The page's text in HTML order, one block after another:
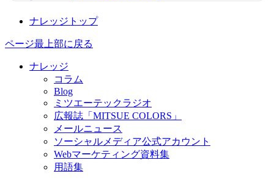
ナレッジトップ
ページ最上部に戻る
ナレッジ
コラム
Blog
ミツエーテックラジオ
広報誌「MITSUE COLORS」
メールニュース
ソーシャルメディア公式アカウント
Webマーケティング資料集
用語集